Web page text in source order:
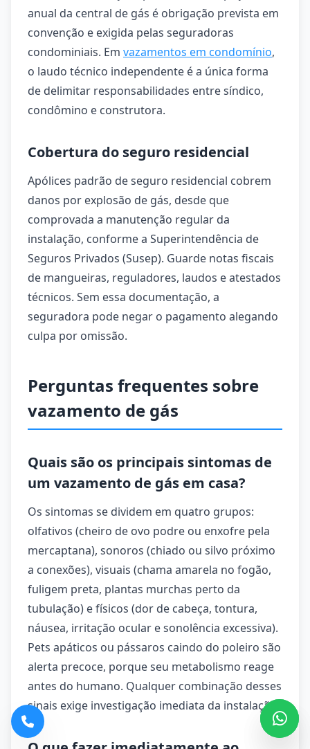
anual da central de gás é obrigação prevista em
convenção e exigida pelas seguradoras
condominiais. Em vazamentos em condomínio,
o laudo técnico independente é a única forma
de delimitar responsabilidades entre síndico,
condômino e construtora.
Cobertura do seguro residencial
Apólices padrão de seguro residencial cobrem
danos por explosão de gás, desde que
comprovada a manutenção regular da
instalação, conforme a Superintendência de
Seguros Privados (Susep). Guarde notas fiscais
de mangueiras, reguladores, laudos e atestados
técnicos. Sem essa documentação, a
seguradora pode negar o pagamento alegando
culpa por omissão.
Perguntas frequentes sobre
vazamento de gás
Quais são os principais sintomas de
um vazamento de gás em casa?
Os sintomas se dividem em quatro grupos:
olfativos (cheiro de ovo podre ou enxofre pela
mercaptana), sonoros (chiado ou silvo próximo
a conexões), visuais (chama amarela no fogão,
fuligem preta, plantas murchas perto da
tubulação) e físicos (dor de cabeça, tontura,
náusea, irritação ocular e sonolência excessiva).
Pets apáticos ou pássaros caindo do poleiro são
alerta precoce, porque seu metabolismo reage
antes do humano. Qualquer combinação desses
sinais exige investigação imediata da instalação.